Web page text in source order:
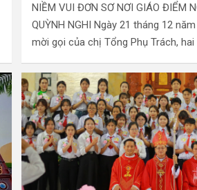
NIỀM VUI ĐƠN SƠ NƠI GIÁO ĐIỂM
QUỲNH NGHI Ngày 21 tháng 12
mời gọi của chị Tổng Phụ Trách,